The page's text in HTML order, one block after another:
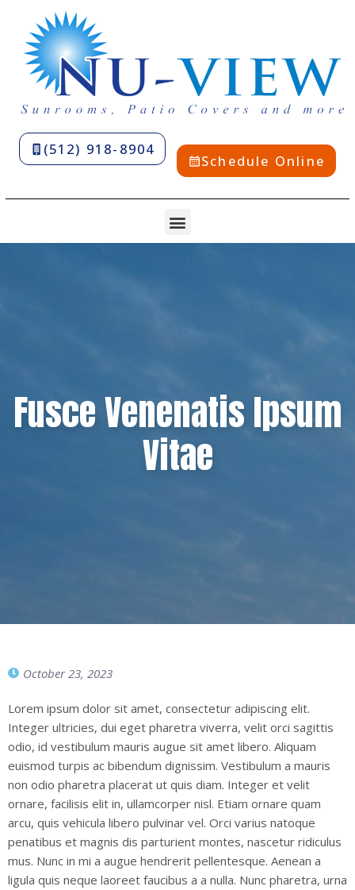
(512) 918-8904
Schedule Online
Fusce Venenatis Ipsum
Vitae
October 23, 2023
Lorem ipsum dolor sit amet, consectetur adipiscing elit.
Integer ultricies, dui eget pharetra viverra, velit orci sagittis
odio, id vestibulum mauris augue sit amet libero. Aliquam
euismod turpis ac bibendum dignissim. Vestibulum a mauris
non odio pharetra placerat ut quis diam. Integer et velit
ornare, facilisis elit in, ullamcorper nisl. Etiam ornare quam
arcu, quis vehicula libero pulvinar vel. Orci varius natoque
penatibus et magnis dis parturient montes, nascetur ridiculus
mus. Nunc in mi a augue hendrerit pellentesque. Aenean a
ligula quis neque laoreet faucibus a a nulla. Nunc pharetra, urna